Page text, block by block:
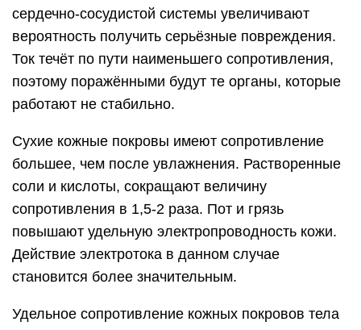
сердечно-сосудистой системы увеличивают
вероятность получить серьёзные повреждения.
Ток течёт по пути наименьшего сопротивления,
поэтому поражёнными будут те органы, которые
работают не стабильно.
Сухие кожные покровы имеют сопротивление
большее, чем после увлажнения. Растворенные
соли и кислоты, сокращают величину
сопротивления в 1,5-2 раза. Пот и грязь
повышают удельную электропроводность кожи.
Действие электротока в данном случае
становится более значительным.
Удельное сопротивление кожных покровов тела